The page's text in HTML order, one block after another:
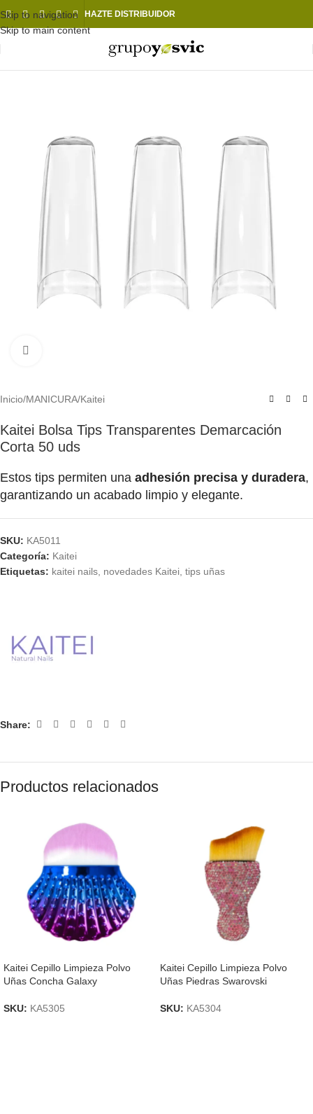
Skip to navigation
Skip to main content
HAZTE DISTRIBUIDOR
Inicio/MANICURA/Kaitei
Kaitei Bolsa Tips Transparentes Demarcación
Corta 50 uds
Estos tips permiten una adhesión precisa y duradera,
garantizando un acabado limpio y elegante.
SKU: KA5011
Categoría: Kaitei
Etiquetas: kaitei nails, novedades Kaitei, tips uñas
Share:
Productos relacionados
Kaitei Cepillo Limpieza Polvo
Uñas Concha Galaxy
SKU: KA5305
Kaitei Cepillo Limpieza Polvo
Uñas Piedras Swarovski
SKU: KA5304